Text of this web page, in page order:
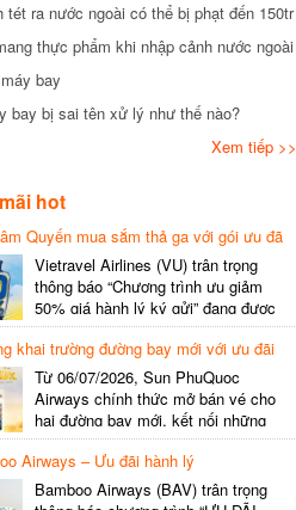
tét ra nước ngoài có thể bị phạt đến 150tr
thực phẩm khi nhập cảnh nước ngoài
bay
bay bị sai tên xử lý như thế nào?
Xem tiếp >>
hot
Quyến mua sắm thả ga với gói ưu đã
gói cước
Vietravel Airlines (VU) trân trọng
thông báo “Chương trình ưu giảm
50% giá hành lý ký gửi” đang được
triển khai cho đường bay quốc tế mới
kết nối từ TP. Hồ Chí Minh
(SGN) đi Thâm Quyến – Trung Quốc
(SZX), chi tiết như sau: LỊCH BAY
CHI TIẾT Đường bay SHCB Giờ khởi
hành Giờ đến Tần suất…
khai trường đường bay mới với ưu đãi
Từ 06/07/2026, Sun PhuQuoc
Airways chính thức mở bán vé cho
hai đường bay mới, kết nối những
điểm đến giàu trải nghiệm, giúp hành
khách khám phá vẻ đẹp thiên nhiên
và văn hóa của miền Trung Việt Nam.
Airways – Ưu đãi hành lý
Bamboo Airways (BAV) trân trọng